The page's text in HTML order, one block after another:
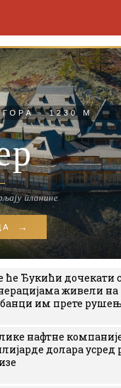
ће Ђукићи дочекати
живели на
им прете
нафтне
долара усред